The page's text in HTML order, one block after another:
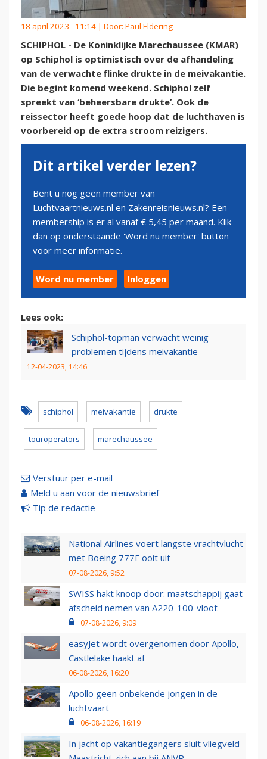
18 april 2023 - 11:14 | Door: Paul Eldering
SCHIPHOL - De Koninklijke Marechaussee (KMAR)
op Schiphol is optimistisch over de afhandeling
van de verwachte flinke drukte in de meivakantie.
Die begint komend weekend. Schiphol zelf
spreekt van ‘beheersbare drukte’. Ook de
reissector heeft goede hoop dat de luchthaven is
voorbereid op de extra stroom reizigers.
Dit artikel verder lezen?
Bent u nog geen member van
Luchtvaartnieuws.nl en Zakenreisnieuws.nl? Een
membership is er al vanaf € 5,45 per maand. Klik
dan op onderstaande 'Word nu member' button
voor meer informatie.
Word nu member Inloggen
Lees ook:
Schiphol-topman verwacht weinig
problemen tijdens meivakantie
12-04-2023, 14:46
schiphol meivakantie drukte
touroperators marechaussee
Verstuur per e-mail
Meld u aan voor de nieuwsbrief
Tip de redactie
National Airlines voert langste vrachtvlucht
met Boeing 777F ooit uit
07-08-2026, 9:52
SWISS hakt knoop door: maatschappij gaat
afscheid nemen van A220-100-vloot
07-08-2026, 9:09
easyJet wordt overgenomen door Apollo,
Castlelake haakt af
06-08-2026, 16:20
Apollo geen onbekende jongen in de
luchtvaart
06-08-2026, 16:19
In jacht op vakantiegangers sluit vliegveld